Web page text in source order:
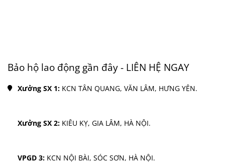
Bảo hộ lao động gần đây - LIÊN HỆ NGAY
Xưởng SX 1: KCN TÂN QUANG, VĂN LÂM, HƯNG YÊN.
Xưởng SX 2: KIÊU KỴ, GIA LÂM, HÀ NỘI.
VPGD 3: KCN NỘI BÀI, SÓC SƠN, HÀ NỘI.